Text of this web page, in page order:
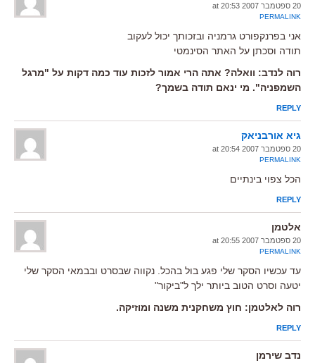
20 ספטמבר 2007 at 20:53
PERMALINK
אני בפרנקפורט גרמניה ובזכותך יכול לעקוב
תודה וסכתן על האתר הסינמטי
רוה לנדב: וואלה? אתה הרי אמור לזכות עוד כמה דקות על "מרגל
השמפניה". מי ינאם תודה בשמך?
REPLY
גיא אורבניאק
20 ספטמבר 2007 at 20:54
PERMALINK
הכל צפוי בינתיים
REPLY
אלטמן
20 ספטמבר 2007 at 20:55
PERMALINK
עד עכשיו הסקר שלי פגע בול בהכל. נקווה שבסרט ובבמאי הסקר שלי
יטעה וסרט הטוב ביותר ילך ל"ביקור"
רוה לאלטמן: חוץ משחקנית משנה ומוזיקה.
REPLY
נדב שירמן